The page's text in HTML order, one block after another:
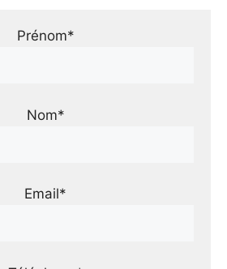
Prénom*
Nom*
Email*